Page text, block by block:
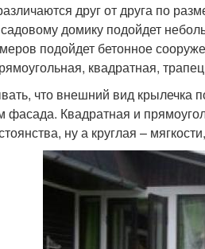
друг от друга по
домику подойдет
подойдет бетонное
квадратная,
что внешний вид крылечка
фасада. Квадратная и
ну а круглая –